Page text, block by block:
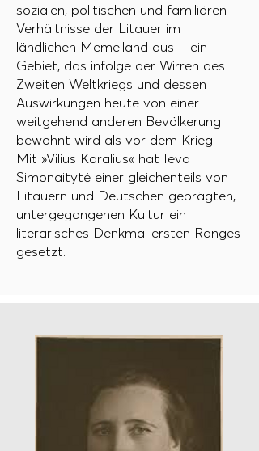
sozialen, politischen und familiären
Verhältnisse der Litauer im
ländlichen Memelland aus – ein
Gebiet, das infolge der Wirren des
Zweiten Weltkriegs und dessen
Auswirkungen heute von einer
weitgehend anderen Bevölkerung
bewohnt wird als vor dem Krieg.
Mit »Vilius Karalius« hat Ieva
Simonaitytė einer gleichenteils von
Litauern und Deutschen geprägten,
untergegangenen Kultur ein
literarisches Denkmal ersten Ranges
gesetzt.